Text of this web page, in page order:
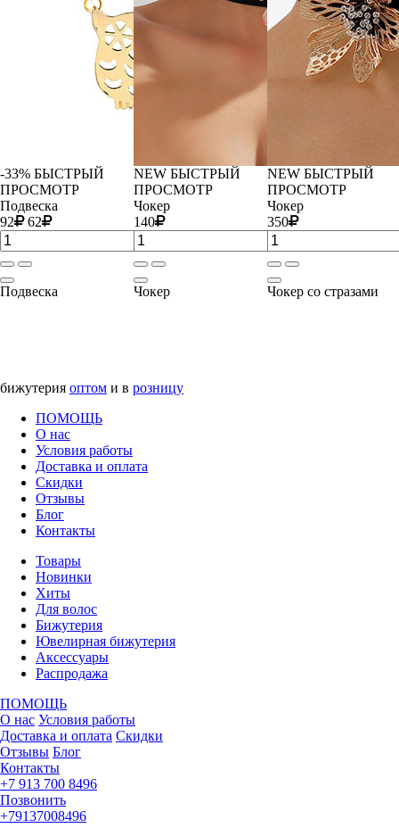
-33% БЫСТРЫЙ
ПРОСМОТР
Подвеска
92
62
Подвеска
NEW БЫСТРЫЙ
ПРОСМОТР
Чокер
140
Чокер
NEW БЫСТРЫЙ
ПРОСМОТР
Чокер
350
Чокер со стразами
бижутерия оптом и в розницу
ПОМОЩЬ
О нас
Условия работы
Доставка и оплата
Скидки
Отзывы
Блог
Контакты
Товары
Новинки
Хиты
Для волос
Бижутерия
Ювелирная бижутерия
Аксессуары
Распродажа
ПОМОЩЬ
О нас Условия работы
Доставка и оплата Скидки
Отзывы Блог
Контакты
+7 913 700 8496
Позвонить
+79137008496